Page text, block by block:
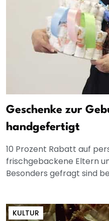
Geschenke zur
handgefertigt
10 Prozent Rabatt auf
frischgebackene Eltern
Besonders gefragt sind
KULTUR